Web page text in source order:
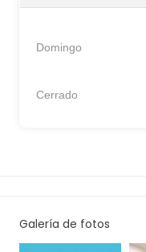
Domingo
Cerrado
Galería de fotos